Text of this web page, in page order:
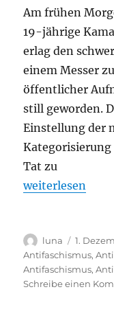
Am frühen
19-jährige
erlag den
einem Messer
öffentlicher
still geworden.
Einstellung der
Tat zu
„Schweigen um
weiterlesen
Autor
luna
am
1.
Antifaschismus,
Antifaschismus,
Schreibe einen